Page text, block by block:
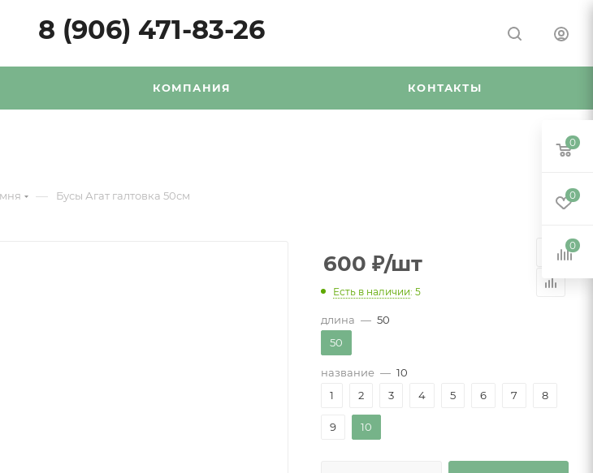
8 (906) 471-83-26
КОМПАНИЯ КОНТАКТЫ
— Бусы Агат галтовка 50см
600 ₽/шт
Есть в наличии: 5
длина — 50
50
название — 10
1
2 3 4 5 6 7 8
9 10
0
0
0